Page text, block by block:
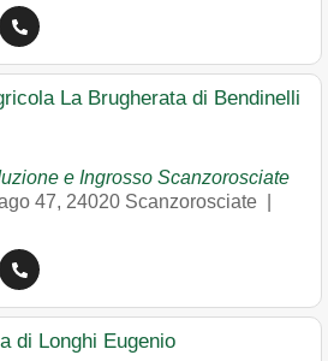
La Brugherata di Bendinelli
e Ingrosso Scanzorosciate
47, 24020 Scanzorosciate
di Longhi Eugenio